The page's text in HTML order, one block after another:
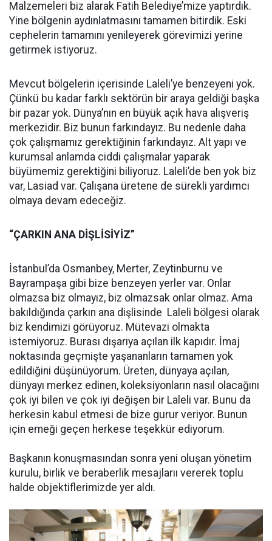
Malzemeleri biz alarak Fatih Belediye’mize yaptırdık.
Yine bölgenin aydınlatmasını tamamen bitirdik. Eski
cephelerin tamamını yenileyerek görevimizi yerine
getirmek istiyoruz.
Mevcut bölgelerin içerisinde Laleli’ye benzeyeni yok.
Çünkü bu kadar farklı sektörün bir araya geldiği başka
bir pazar yok. Dünya’nın en büyük açık hava alışveriş
merkezidir. Biz bunun farkındayız. Bu nedenle daha
çok çalışmamız gerektiğinin farkındayız. Alt yapı ve
kurumsal anlamda ciddi çalışmalar yaparak
büyümemiz gerektiğini biliyoruz. Laleli’de ben yok biz
var, Lasiad var. Çalışana üretene de sürekli yardımcı
olmaya devam edeceğiz.
“ÇARKIN ANA DİŞLİSİYİZ”
İstanbul’da Osmanbey, Merter, Zeytinburnu ve
Bayrampaşa gibi bize benzeyen yerler var. Onlar
olmazsa biz olmayız, biz olmazsak onlar olmaz. Ama
bakıldığında çarkın ana dişlisinde Laleli bölgesi olarak
biz kendimizi görüyoruz. Mütevazi olmakta
istemiyoruz. Burası dışarıya açılan ilk kapıdır. İmaj
noktasında geçmişte yaşananların tamamen yok
edildiğini düşünüyorum. Üreten, dünyaya açılan,
dünyayı merkez edinen, koleksiyonların nasıl olacağını
çok iyi bilen ve çok iyi değişen bir Laleli var. Bunu da
herkesin kabul etmesi de bize gurur veriyor. Bunun
için emeği geçen herkese teşekkür ediyorum.
Başkanın konuşmasından sonra yeni oluşan yönetim
kurulu, birlik ve beraberlik mesajlarıı vererek toplu
halde objektiflerimizde yer aldı.